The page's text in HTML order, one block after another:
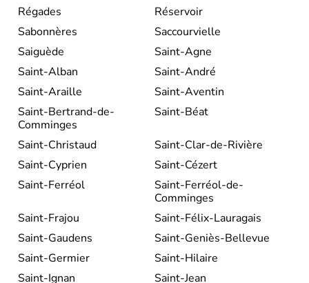
Régades
Réservoir
Sabonnères
Saccourvielle
Saiguède
Saint-Agne
Saint-Alban
Saint-André
Saint-Araille
Saint-Aventin
Saint-Bertrand-de-
Comminges
Saint-Béat
Saint-Christaud
Saint-Clar-de-Rivière
Saint-Cyprien
Saint-Cézert
Saint-Ferréol
Saint-Ferréol-de-
Comminges
Saint-Frajou
Saint-Félix-Lauragais
Saint-Gaudens
Saint-Geniès-Bellevue
Saint-Germier
Saint-Hilaire
Saint-Ignan
Saint-Jean